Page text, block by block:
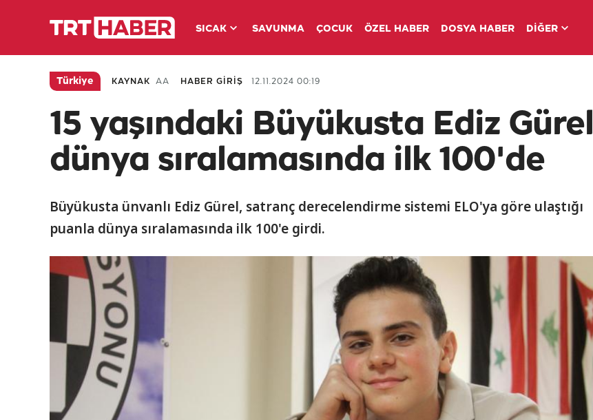
SICAK SAVUNMA ÇOCUK ÖZEL HABER DOSYA HABER DİĞER
Türkiye KAYNAK AA HABER GİRİŞ 12.11.2024 00:19
15 yaşındaki Büyükusta Ediz Gürel
dünya sıralamasında ilk 100'de
Büyükusta ünvanlı Ediz Gürel, satranç derecelendirme sistemi ELO'ya göre ulaştığı
puanla dünya sıralamasında ilk 100'e girdi.